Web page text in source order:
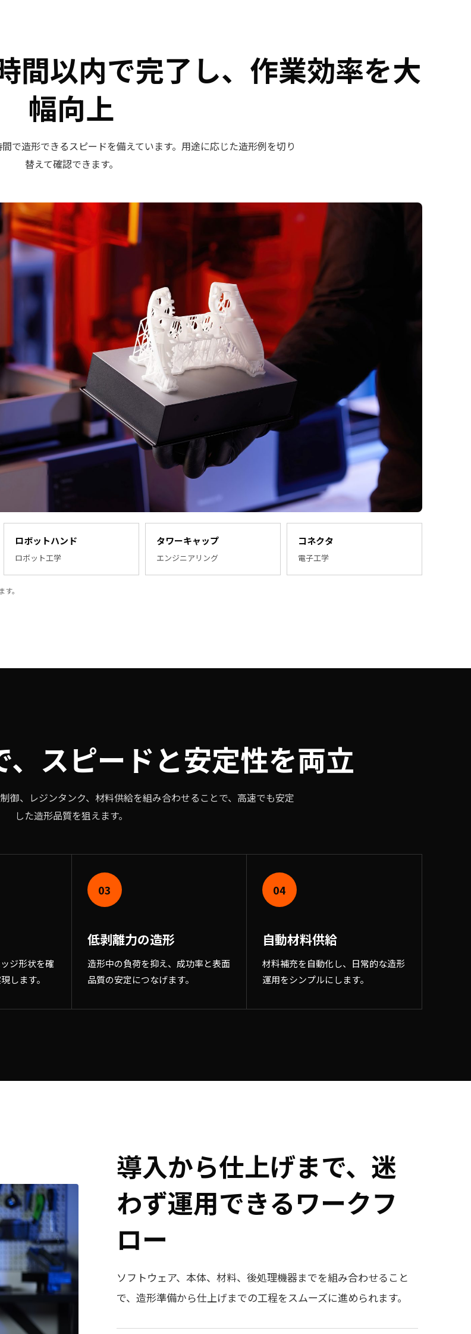
間以内で完了し、作業効率を大
幅向上
で造形できるスピードを備えています。用途に応じた造形例を切り
替えて確認できます。
ロボットハンド
ロボット工学
タワーキャップ
エンジニアリング
コネクタ
電子工学
。
スピードと安定性を両立
御、レジンタンク、材料供給を組み合わせることで、高速でも安定
した造形品質を狙えます。
ジ形状を確
します。
03
低剥離力の造形
造形中の負荷を抑え、成功率と表面
品質の安定につなげます。
04
自動材料供給
材料補充を自動化し、日常的な造形
運用をシンプルにします。
導入から仕上げまで、迷
わず運用できるワークフ
ロー
ソフトウェア、本体、材料、後処理機器までを組み合わせること
で、造形準備から仕上げまでの工程をスムーズに進められます。